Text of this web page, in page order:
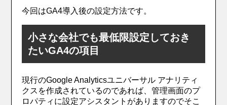
今回はGA4導入後の設定方法です。
小さな会社でも最低限設定しておき
たいGA4の項目
現行のGoogle Analyticsユニバーサル アナリティ
クスを作成されているのであれば、管理画面のプ
ロパティに設定アシスタントがありますのでそこ